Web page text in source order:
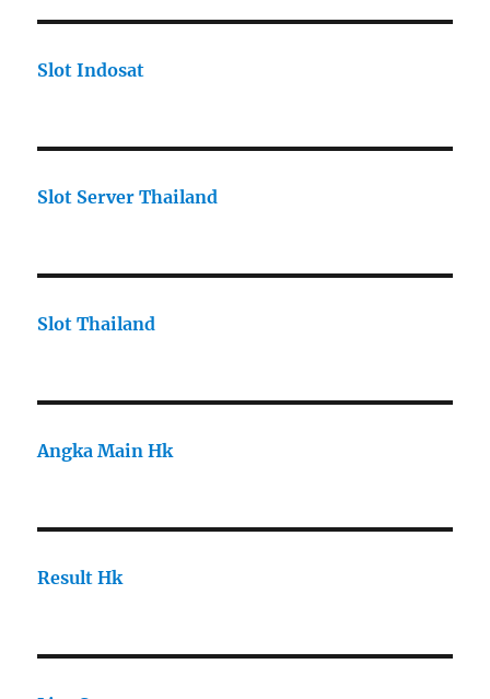
Slot Indosat
Slot Server Thailand
Slot Thailand
Angka Main Hk
Result Hk